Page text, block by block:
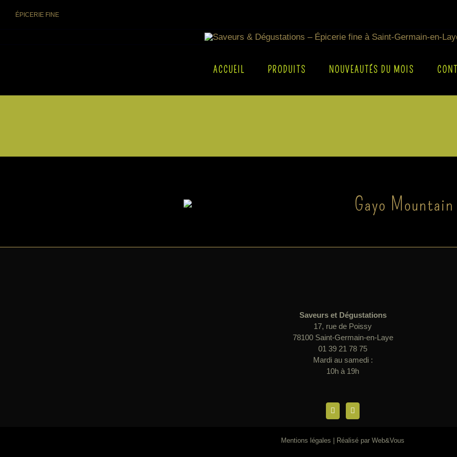
ÉPICERIE FINE
ACCUEIL PRODUITS NOUVEAUTÉS DU MOIS
Gayo Mountain
Saveurs et Dégustations
17, rue de Poissy
78100 Saint-Germain-en-Laye
01 39 21 78 75
Mardi au samedi :
10h à 19h
Mentions légales | Réalisé par Web&Vous